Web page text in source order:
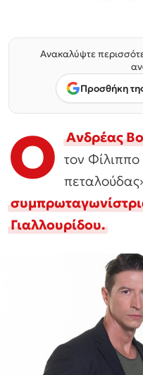
Ανακαλύψτε
Προσθήκη
Ο Ανδρέας
τον Φίλιππο
Γιαλλουρίδου.